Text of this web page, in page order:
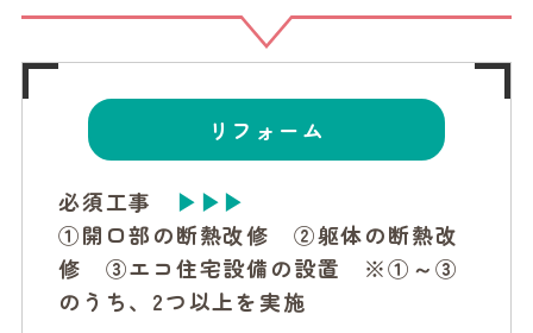
リフォーム
必須工事 ▶▶▶
①開口部の断熱改修 ②躯体の断熱改
修 ③エコ住宅設備の設置 ※①～③
のうち、2つ以上を実施